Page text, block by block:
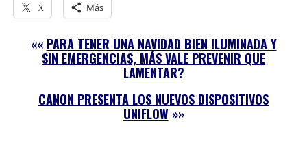
X Más
«« PARA TENER UNA NAVIDAD BIEN ILUMINADA Y
SIN EMERGENCIAS, MÁS VALE PREVENIR QUE
LAMENTAR?
CANON PRESENTA LOS NUEVOS DISPOSITIVOS
UNIFLOW »»